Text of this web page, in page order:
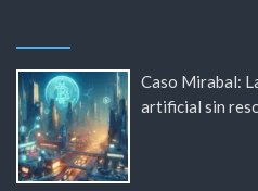
Caso Mirabal:
artificial sin